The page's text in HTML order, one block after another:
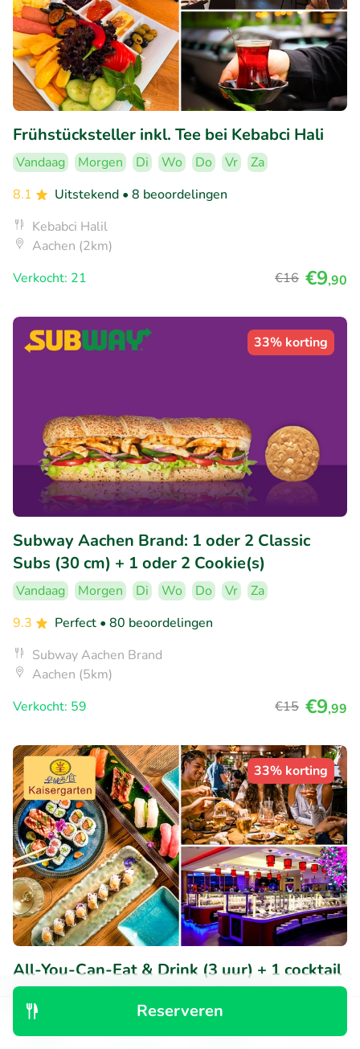
Reserveren
Frühstücksteller inkl. Tee bei Kebabci Hali
Vandaag Morgen Di Wo Do Vr
Za
8.1
Uitstekend • 8 beoordelingen
Kebabci Halil
Aachen (2km)
Verkocht: 21
€16 €9,90
33% korting
Subway Aachen Brand: 1 oder 2 Classic
Subs (30 cm) + 1 oder 2 Cookie(s)
Vandaag Morgen Di Wo Do Vr
Za
9.3
Perfect • 80 beoordelingen
Subway Aachen Brand
Aachen (5km)
Verkocht: 59
€15 €9,99
33% korting
All-You-Can-Eat & Drink (3 uur) + 1 cocktail
tijdens lunch of diner bij Kaisergarten
Vandaag Wo Do Vr